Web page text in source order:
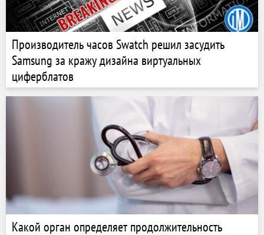
Производитель часов Swatch решил засудить
Samsung за кражу дизайна виртуальных
циферблатов
Какой орган определяет продолжительность